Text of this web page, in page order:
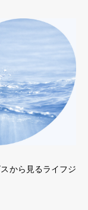
から見るライフジ